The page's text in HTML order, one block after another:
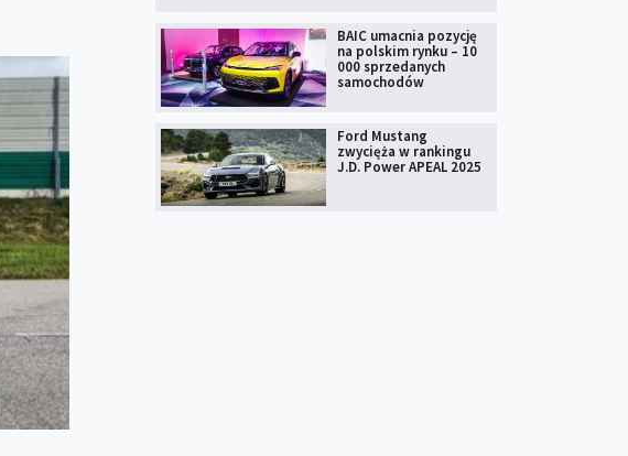
BAIC umacnia pozycję
na polskim rynku – 10
000 sprzedanych
samochodów
Ford Mustang
zwycięża w rankingu
J.D. Power APEAL 2025